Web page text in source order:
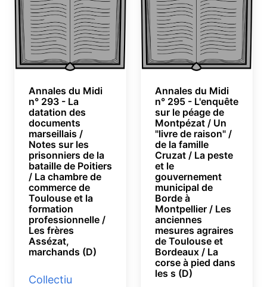
Annales du Midi
n° 293 - La
datation des
documents
marseillais /
Notes sur les
prisonniers de la
bataille de Poitiers
/ La chambre de
commerce de
Toulouse et la
formation
professionnelle /
Les frères
Assézat,
marchands (D)
Collectiu
Annales du Midi
n° 295 - L'enquête
sur le péage de
Montpézat / Un
"livre de raison" /
de la famille
Cruzat / La peste
et le
gouvernement
municipal de
Borde à
Montpellier / Les
anciennes
mesures agraires
de Toulouse et
Bordeaux / La
corse à pied dans
les s (D)